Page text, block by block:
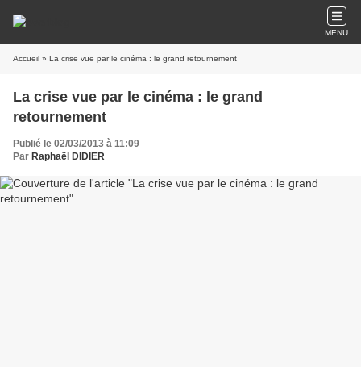
MENU
Accueil » La crise vue par le cinéma : le grand retournement
La crise vue par le cinéma : le grand
retournement
Publié le 02/03/2013 à 11:09
Par Raphaël DIDIER